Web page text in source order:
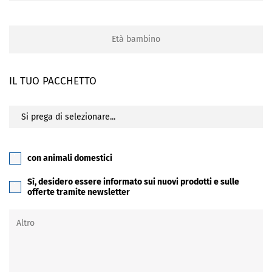
IL TUO PACCHETTO
con animali domestici
Sì, desidero essere informato sui nuovi prodotti e sulle
offerte tramite newsletter